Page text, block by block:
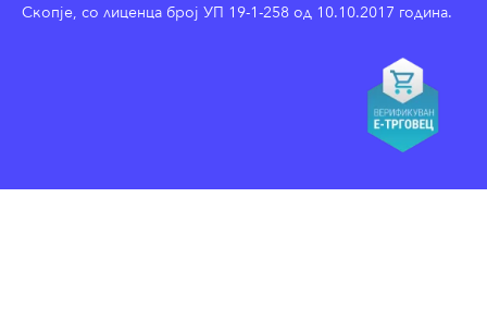
Скопје, со лиценца број УП 19-1-258 од 10.10.2017 година.